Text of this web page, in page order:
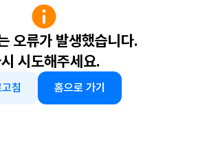
오류가 발생했습니다.
시도해주세요.
침 홈으로 가기